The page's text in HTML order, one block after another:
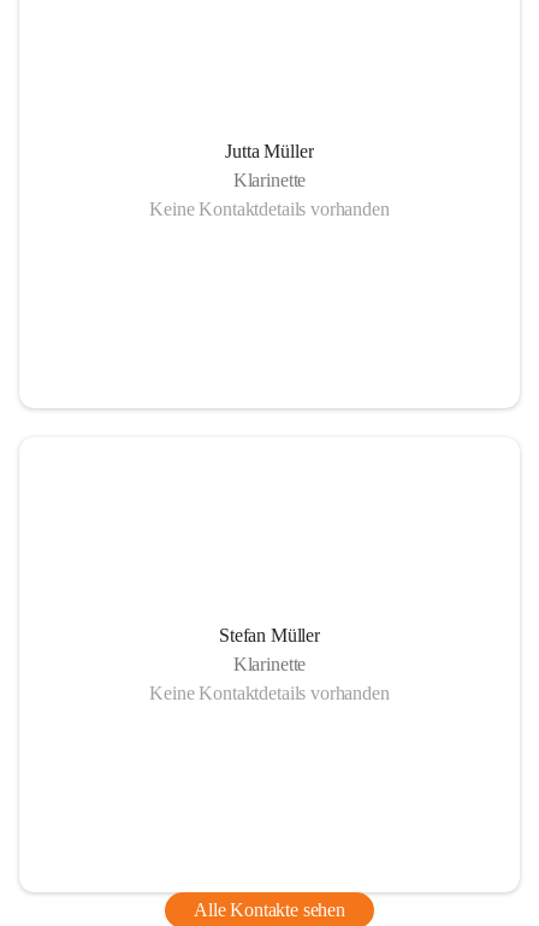
Jutta Müller
Klarinette
Keine Kontaktdetails vorhanden
Stefan Müller
Klarinette
Keine Kontaktdetails vorhanden
Alle Kontakte sehen